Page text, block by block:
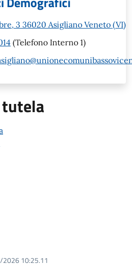
3 36020 Asigliano Veneto (VI)
(Telefono Interno 1)
10:25.11